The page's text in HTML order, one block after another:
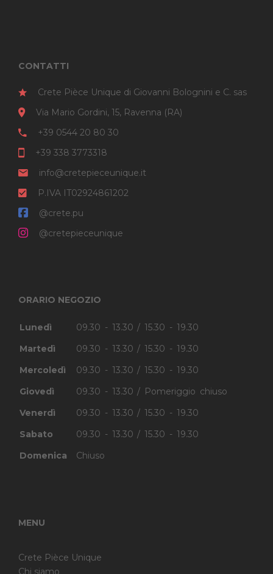
CONTATTI
Crete Pièce Unique di Giovanni Bolognini e C. sas
Via Mario Gordini, 15, Ravenna (RA)
+39 0544 20 80 30
+39 338 3773318
info@cretepieceunique.it
P.IVA IT02924861202
@crete.pu
@cretepieceunique
ORARIO NEGOZIO
Lunedì
09.30 - 13.30 / 15.30 - 19.30
Martedì
09.30 - 13.30 / 15.30 - 19.30
Mercoledì
09.30 - 13.30 / 15.30 - 19.30
Giovedì
09.30 - 13.30 / Pomeriggio chiuso
Venerdì
09.30 - 13.30 / 15.30 - 19.30
Sabato
09.30 - 13.30 / 15.30 - 19.30
Domenica
Chiuso
MENU
Crete Pièce Unique